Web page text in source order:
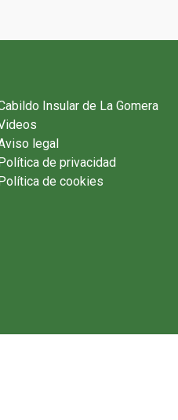
Insular de La Gomera
legal
de privacidad
de cookies